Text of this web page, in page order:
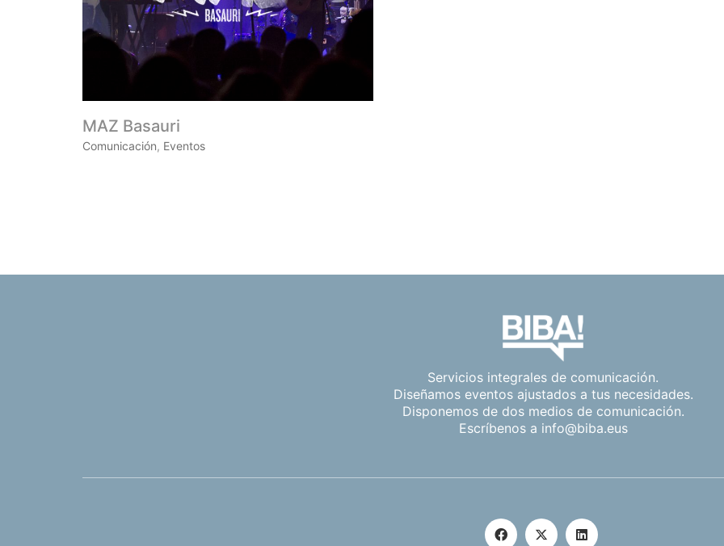
MAZ Basauri
Comunicación, Eventos
Servicios integrales de comunicación.
Diseñamos eventos ajustados a tus necesidades.
Disponemos de dos medios de comunicación.
Escríbenos a info@biba.eus